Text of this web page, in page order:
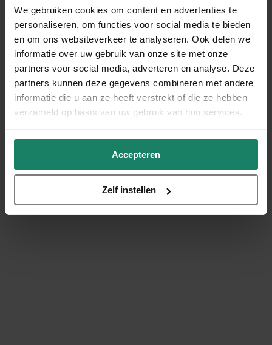
We gebruiken cookies om content en advertenties te
personaliseren, om functies voor social media te bieden
en om ons websiteverkeer te analyseren. Ook delen we
informatie over uw gebruik van onze site met onze
partners voor social media, adverteren en analyse. Deze
partners kunnen deze gegevens combineren met andere
informatie die u aan ze heeft verstrekt of die ze hebben
verzameld op basis van uw gebruik van hun services.
Accepteren
Zelf instellen